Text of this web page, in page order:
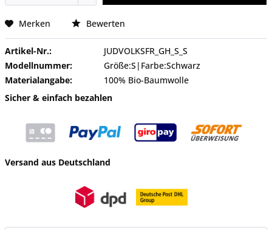
Merken Bewerten
Artikel-Nr.:
JUDVOLKSFR_GH_S_S
Modellnummer:
Größe:S|Farbe:Schwarz
Materialangabe:
100% Bio-Baumwolle
Sicher & einfach bezahlen
Versand aus Deutschland